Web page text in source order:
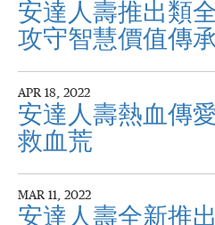
安達人壽推出類
攻守智慧價值傳
APR 18, 2022
安達人壽熱血傳
救血荒
MAR 11, 2022
安達人壽全新推